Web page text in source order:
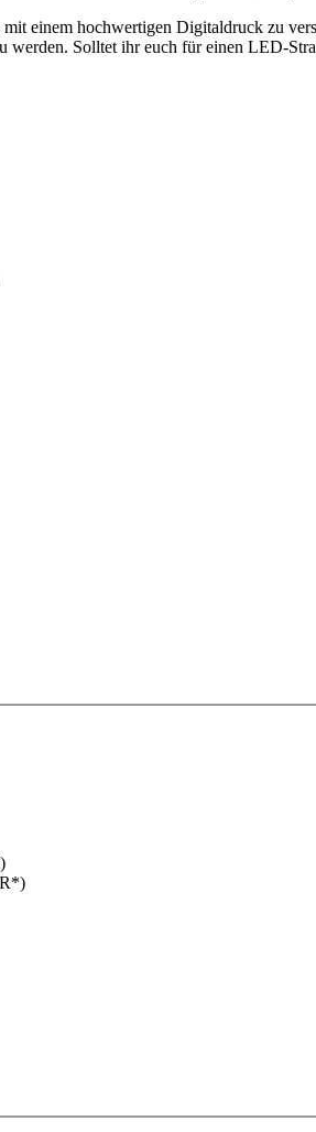
einem hochwertigen Digitaldruck zu
werden. Solltet ihr euch für einen LED-